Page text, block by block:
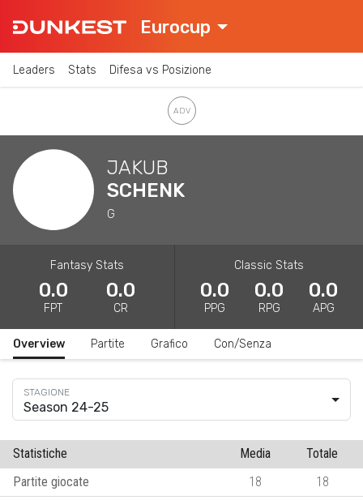
Eurocup
Leaders Stats Difesa vs Posizione
JAKUB
SCHENK
G
Fantasy Stats
0.0
FPT
0.0
CR
Classic Stats
0.0
PPG
0.0
RPG
0.0
APG
Overview Partite Grafico Con/Senza
Season 24-25
Statistiche Media
Totale
Partite giocate
18
18